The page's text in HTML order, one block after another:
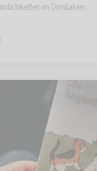
in Dinslaken…